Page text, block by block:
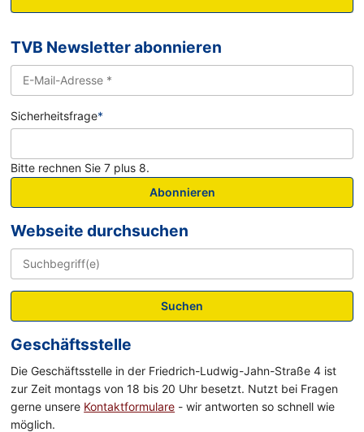
TVB Newsletter abonnieren
Sicherheitsfrage*
Bitte rechnen Sie 7 plus 8.
Abonnieren
Webseite durchsuchen
Suchen
Geschäftsstelle
Die Geschäftsstelle in der Friedrich-Ludwig-Jahn-Straße 4 ist
zur Zeit montags von 18 bis 20 Uhr besetzt. Nutzt bei Fragen
gerne unsere Kontaktformulare - wir antworten so schnell wie
möglich.